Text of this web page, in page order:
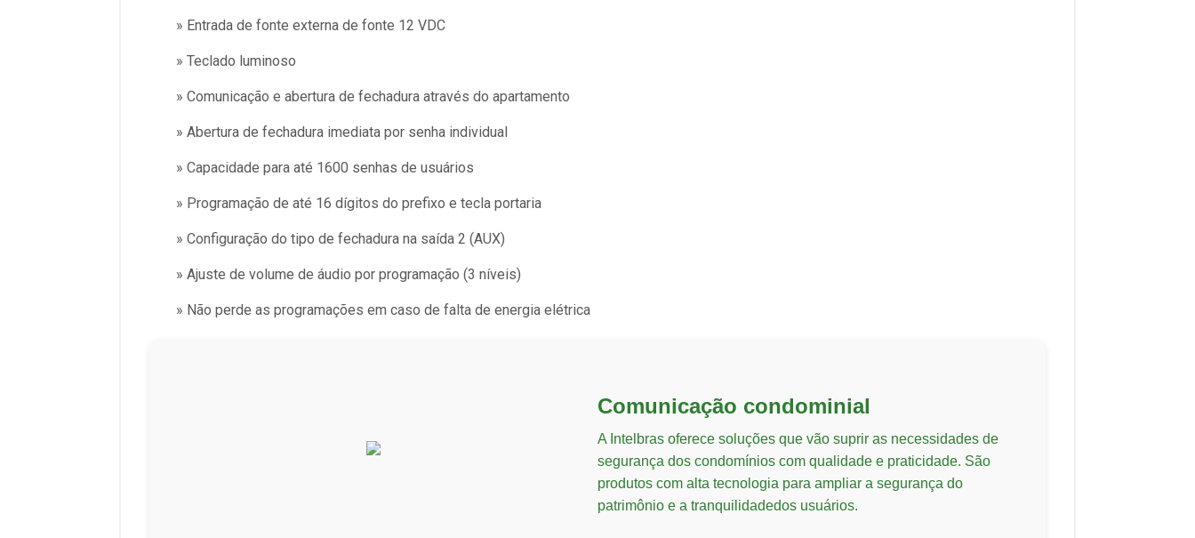
» Entrada de fonte externa de fonte 12 VDC
» Teclado luminoso
» Comunicação e abertura de fechadura através do apartamento
» Abertura de fechadura imediata por senha individual
» Capacidade para até 1600 senhas de usuários
» Programação de até 16 dígitos do prefixo e tecla portaria
» Configuração do tipo de fechadura na saída 2 (AUX)
» Ajuste de volume de áudio por programação (3 níveis)
» Não perde as programações em caso de falta de energia elétrica
Comunicação condominial
A Intelbras oferece soluções que vão suprir as necessidades de
segurança dos condomínios com qualidade e praticidade. São
produtos com alta tecnologia para ampliar a segurança do
patrimônio e a tranquilidadedos usuários.